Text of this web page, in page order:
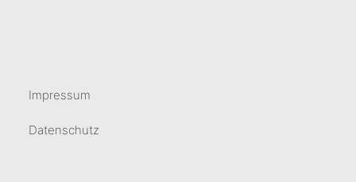
Impressum
Datenschutz